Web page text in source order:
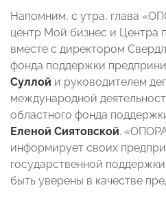
Напомним, с утра, глава
центр Мой бизнес и Центра
вместе с директором
фонда поддержки
Суллой и руководителем
международной
областного фонда
Еленой Сиятовской.
информирует своих
государственной
быть уверены в качестве